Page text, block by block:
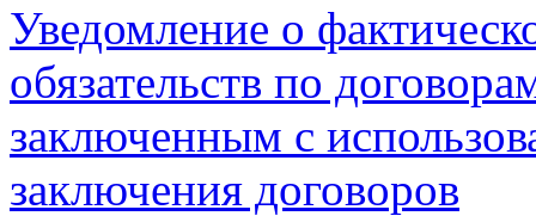
Уведомление о
обязательств по
заключенным с
заключения договоров